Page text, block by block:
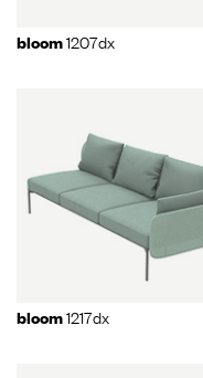
bloom1207dx
bloom1217dx